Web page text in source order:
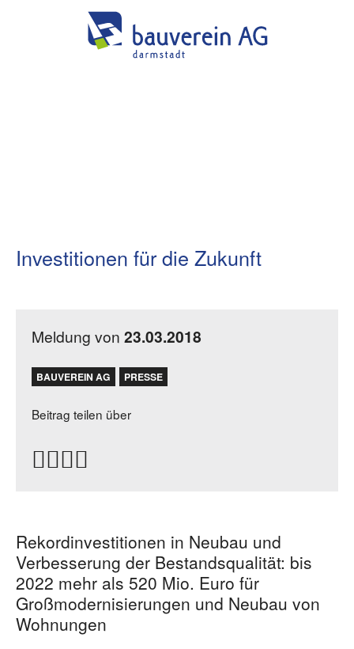
Meldung von 23.03.2018
BAUVEREIN AG PRESSE
Beitrag teilen über
Investitionen für die Zukunft
Rekordinvestitionen in Neubau und
Verbesserung der Bestandsqualität: bis
2022 mehr als 520 Mio. Euro für
Großmodernisierungen und Neubau von
Wohnungen